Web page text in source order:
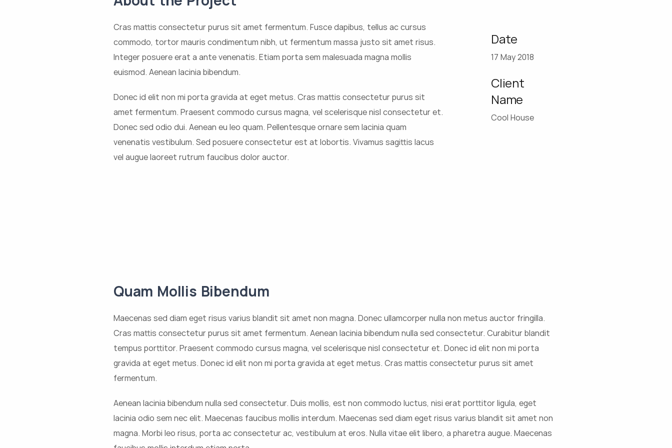
Cras mattis consectetur purus sit amet fermentum. Fusce dapibus, tellus ac cursus
commodo, tortor mauris condimentum nibh, ut fermentum massa justo sit amet risus.
Integer posuere erat a ante venenatis. Etiam porta sem malesuada magna mollis
euismod. Aenean lacinia bibendum.
Donec id elit non mi porta gravida at eget metus. Cras mattis consectetur purus sit
amet fermentum. Praesent commodo cursus magna, vel scelerisque nisl consectetur et.
Donec sed odio dui. Aenean eu leo quam. Pellentesque ornare sem lacinia quam
venenatis vestibulum. Sed posuere consectetur est at lobortis. Vivamus sagittis lacus
vel augue laoreet rutrum faucibus dolor auctor.
Date
17 May 2018
Client
Name
Cool House
Quam Mollis Bibendum
Maecenas sed diam eget risus varius blandit sit amet non magna. Donec ullamcorper nulla non metus auctor fringilla.
Cras mattis consectetur purus sit amet fermentum. Aenean lacinia bibendum nulla sed consectetur. Curabitur blandit
tempus porttitor. Praesent commodo cursus magna, vel scelerisque nisl consectetur et. Donec id elit non mi porta
gravida at eget metus. Donec id elit non mi porta gravida at eget metus. Cras mattis consectetur purus sit amet
fermentum.
Aenean lacinia bibendum nulla sed consectetur. Duis mollis, est non commodo luctus, nisi erat porttitor ligula, eget
lacinia odio sem nec elit. Maecenas faucibus mollis interdum. Maecenas sed diam eget risus varius blandit sit amet non
magna. Morbi leo risus, porta ac consectetur ac, vestibulum at eros. Nulla vitae elit libero, a pharetra augue. Maecenas